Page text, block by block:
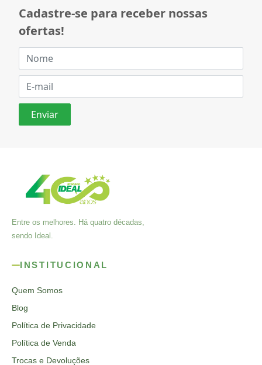
Cadastre-se para receber nossas
ofertas!
Entre os melhores. Há quatro décadas,
sendo Ideal.
INSTITUCIONAL
Quem Somos
Blog
Política de Privacidade
Política de Venda
Trocas e Devoluções